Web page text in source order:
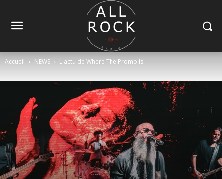
Accueil NEWS L'actu de Where The Promo Is